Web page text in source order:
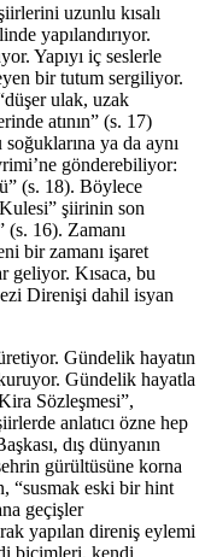
uzunlu kısalı
yapılandırıyor.
Yapıyı iç seslerle
bir tutum sergiliyor.
ulak, uzak
atının” (s. 17)
ya da aynı
gönderebiliyor:
(s. 18). Böylece
şiirinin son
(s. 16). Zamanı
bir zamanı işaret
geliyor. Kısaca, bu
Direnişi dahil isyan
Gündelik hayatın
Gündelik hayatla
Sözleşmesi”,
anlatıcı özne hep
dış dünyanın
gürültüsüne korna
“susmak eski bir hint
geçişler
yapılan direniş eylemi
biçimleri, kendi